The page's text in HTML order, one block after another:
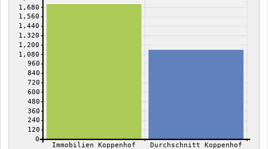
0
120
240
360
480
600
720
840
960
1,080
1,200
1,320
1,440
1,560
1,680
Immobilien Koppenhof Durchschnitt Koppenhof